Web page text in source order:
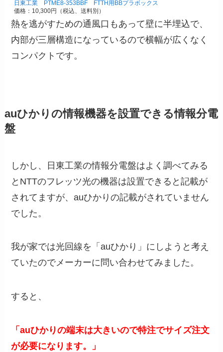
日東工業 PTME8-353BBF FTTH用BBプラボックス
価格：10,300円（税込、送料別）
熱を逃がすための通風口もあって壁に半埋込で、
内部が三層構造になっているので横幅が広くなく
コンパクトです。
auひかりの情報機器を設置できる情報分電
盤
しかし、日東工業の情報分電盤はよく調べてみる
とNTTのフレッツ光の機器は設置できると記載が
されてますが、auひかりの記載がされていません
でした。
我が家では光回線を「auひかり」にしようと考え
ていたのでメーカーに問い合わせてみました。
すると、
「auひかりの端末は大きいので特注でサイズ注文
が必要になります。」